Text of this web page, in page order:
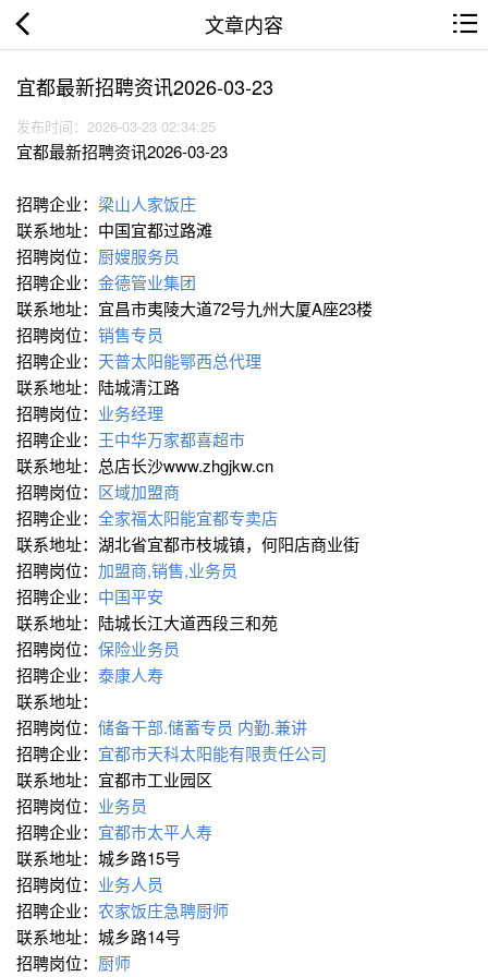
文章内容
宜都最新招聘资讯2026-03-23
发布时间：2026-03-23 02:34:25
宜都最新招聘资讯2026-03-23
招聘企业： 梁山人家饭庄
联系地址：中国宜都过路滩
招聘岗位： 厨嫂服务员
招聘企业： 金德管业集团
联系地址：宜昌市夷陵大道72号九州大厦A座23楼
招聘岗位： 销售专员
招聘企业： 天普太阳能鄂西总代理
联系地址：陆城清江路
招聘岗位： 业务经理
招聘企业： 王中华万家都喜超市
联系地址：总店长沙www.zhgjkw.cn
招聘岗位： 区域加盟商
招聘企业： 全家福太阳能宜都专卖店
联系地址：湖北省宜都市枝城镇，何阳店商业街
招聘岗位： 加盟商,销售,业务员
招聘企业： 中国平安
联系地址：陆城长江大道西段三和苑
招聘岗位： 保险业务员
招聘企业： 泰康人寿
联系地址：
招聘岗位： 储备干部.储蓄专员 内勤.兼讲
招聘企业： 宜都市天科太阳能有限责任公司
联系地址：宜都市工业园区
招聘岗位： 业务员
招聘企业： 宜都巿太平人寿
联系地址：城乡路15号
招聘岗位： 业务人员
招聘企业： 农家饭庄急聘厨师
联系地址：城乡路14号
招聘岗位： 厨师